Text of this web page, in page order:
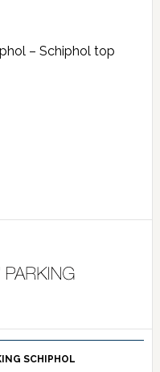
– Schiphol top
SCHIPHOL